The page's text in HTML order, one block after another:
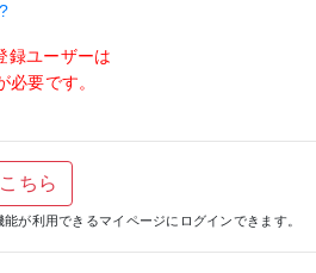
録ユーザーは
要です。
ちら
が利用できるマイページにログインできます。